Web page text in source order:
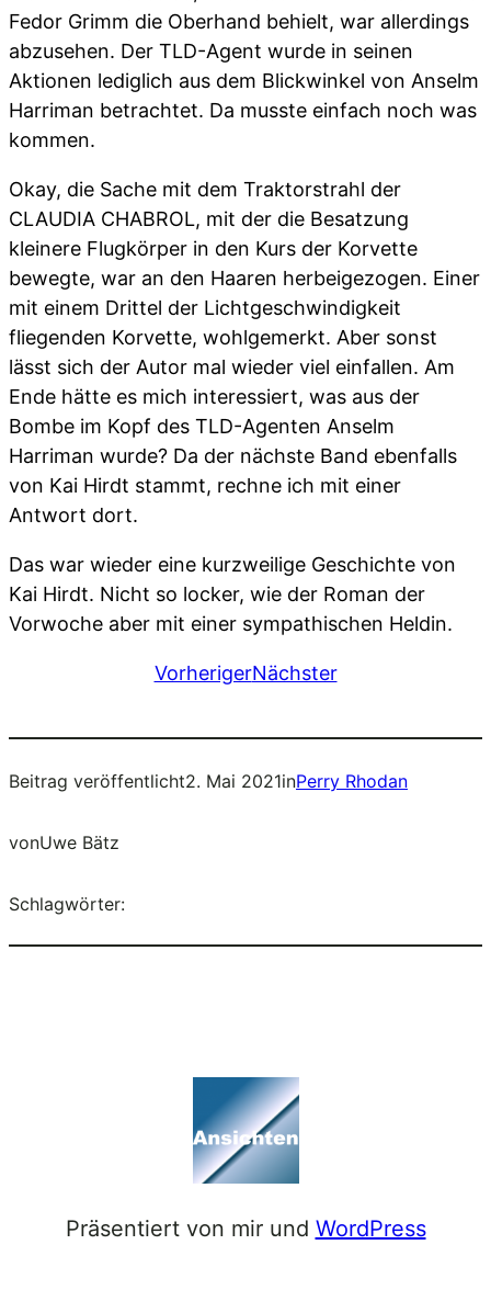
Fedor Grimm die Oberhand behielt, war allerdings
abzusehen. Der TLD-Agent wurde in seinen
Aktionen lediglich aus dem Blickwinkel von Anselm
Harriman betrachtet. Da musste einfach noch was
kommen.
Okay, die Sache mit dem Traktorstrahl der
CLAUDIA CHABROL, mit der die Besatzung
kleinere Flugkörper in den Kurs der Korvette
bewegte, war an den Haaren herbeigezogen. Einer
mit einem Drittel der Lichtgeschwindigkeit
fliegenden Korvette, wohlgemerkt. Aber sonst
lässt sich der Autor mal wieder viel einfallen. Am
Ende hätte es mich interessiert, was aus der
Bombe im Kopf des TLD-Agenten Anselm
Harriman wurde? Da der nächste Band ebenfalls
von Kai Hirdt stammt, rechne ich mit einer
Antwort dort.
Das war wieder eine kurzweilige Geschichte von
Kai Hirdt. Nicht so locker, wie der Roman der
Vorwoche aber mit einer sympathischen Heldin.
VorherigerNächster
Beitrag veröffentlicht2. Mai 2021inPerry Rhodan
vonUwe Bätz
Schlagwörter:
Präsentiert von mir und WordPress